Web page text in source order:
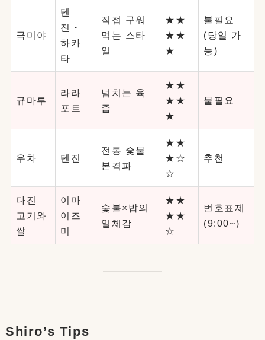
극미야
텐
진・
하카
타
직접 구워
먹는 스타
일
★★
★★
★
불필요
(당일 가
능)
규마루
라라
포트
넘치는 육
즙
★★
★★
★
불필요
우차 텐진
전통 숯불
본격파
★★
★☆
☆
추천
다진
고기와
쌀
이마
이즈
미
숯불×밥의
일체감
★★
★★
☆
번호표제
(9:00~)
Shiro’s Tips